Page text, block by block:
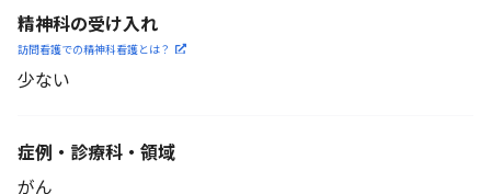
精神科の受け入れ
訪問看護での精神科看護とは？
少ない
症例・診療科・ 領域
がん